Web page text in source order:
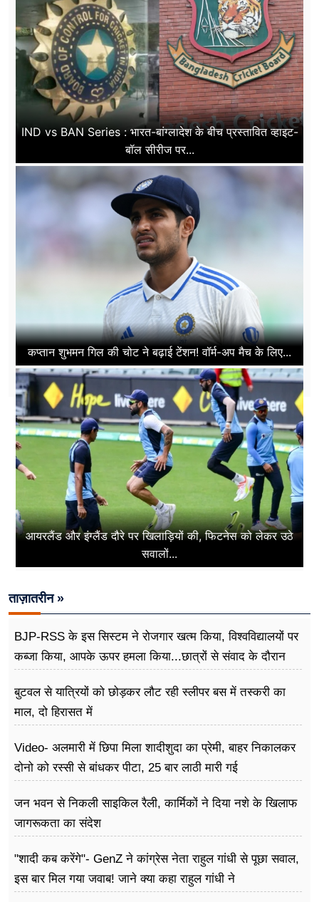
IND vs BAN Series : भारत-बांग्लादेश के बीच प्रस्तावित व्हाइट-
बॉल सीरीज पर...
कप्तान शुभमन गिल की चोट ने बढ़ाई टेंशन! वॉर्म-अप मैच के लिए...
आयरलैंड और इंग्लैंड दौरे पर खिलाड़ियों की, फिटनेस को लेकर उठे
सवालों...
ताज़ातरीन »
BJP-RSS के इस सिस्टम ने रोजगार खत्म किया, विश्वविद्यालयों पर
कब्जा किया, आपके ऊपर हमला किया...छात्रों से संवाद के दौरान
बुटवल से यात्रियों को छोड़कर लौट रही स्लीपर बस में तस्करी का
माल, दो हिरासत में
Video- अलमारी में छिपा मिला शादीशुदा का प्रेमी, बाहर निकालकर
दोनो को रस्सी से बांधकर पीटा, 25 बार लाठी मारी गई
जन भवन से निकली साइकिल रैली, कार्मिकों ने दिया नशे के खिलाफ
जागरूकता का संदेश
"शादी कब करेंगे"- GenZ ने कांग्रेस नेता राहुल गांधी से पूछा सवाल,
इस बार मिल गया जवाब! जाने क्या कहा राहुल गांधी ने